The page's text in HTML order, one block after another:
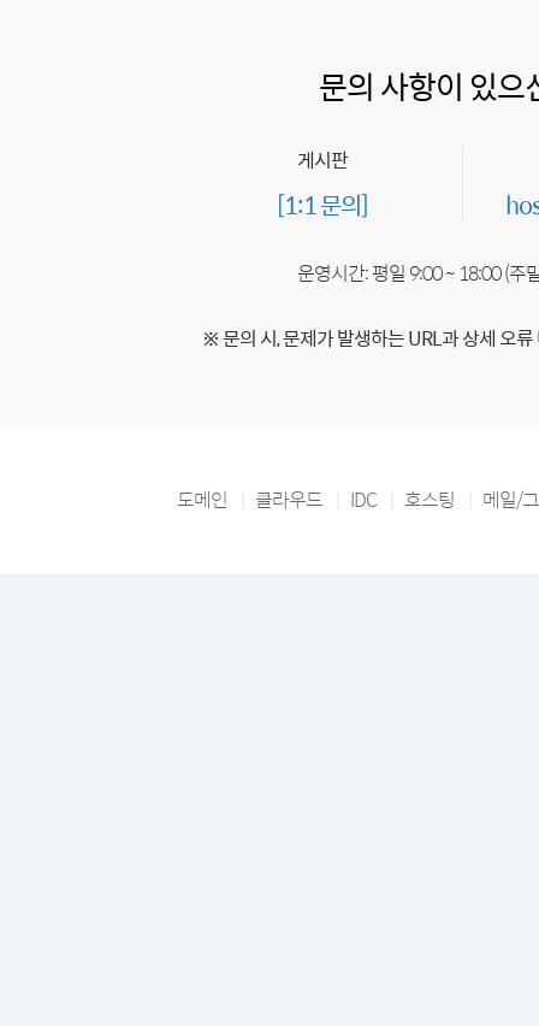
문의 사항이 있으
게시판
[1:1 문의]
운영시간: 평일 9:00 ~ 18:00 (주
※ 문의 시, 문제가 발생하는 URL과 상세 오
도메인 클라우드 IDC 호스팅 메일/